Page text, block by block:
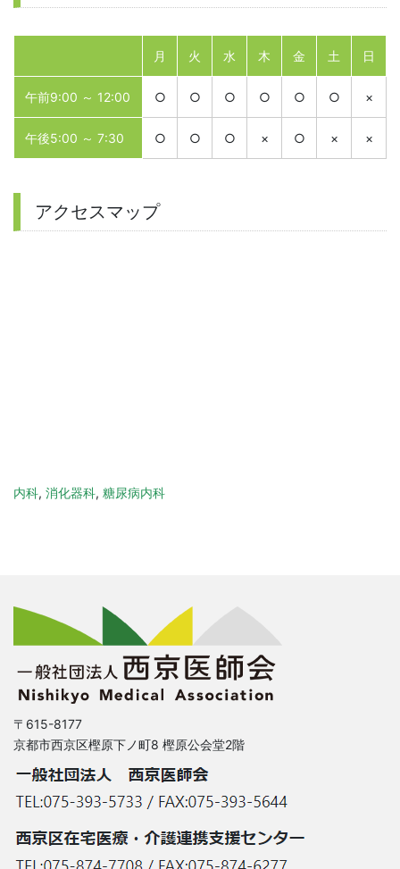
月 火 水 木 金 土 日
午前9:00 ～ 12:00 ○ ○ ○ ○ ○ ○ ×
午後5:00 ～ 7:30 ○ ○ ○ × ○ × ×
アクセスマップ
内科, 消化器科, 糖尿病内科
〒615-8177
京都市西京区樫原下ノ町8 樫原公会堂2階